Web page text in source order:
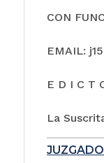
CON
EMAIL:
E D I C T
La